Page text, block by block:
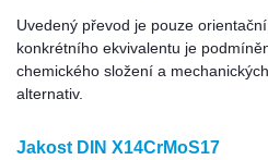
Uvedený převod je pouze
konkrétního ekvivalentu je
chemického složení a
alternativ.
Jakost DIN X14CrMoS17